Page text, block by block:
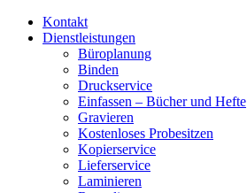
Kontakt
Dienstleistungen
Büroplanung
Binden
Druckservice
Einfassen – Bücher und Hefte
Gravieren
Kostenloses Probesitzen
Kopierservice
Lieferservice
Laminieren